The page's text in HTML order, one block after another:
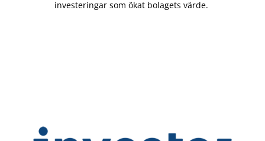
investeringar som ökat bolagets värde.